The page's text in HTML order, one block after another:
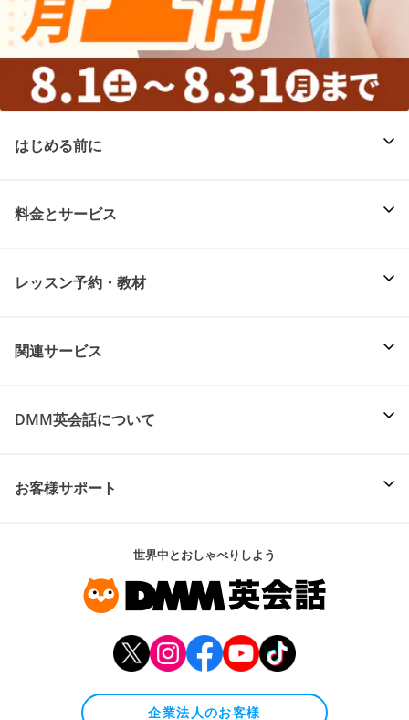
はじめる前に
料金とサービス
レッスン予約・教材
関連サービス
DMM英会話について
お客様サポート
世界中とおしゃべりしよう
企業法人のお客様